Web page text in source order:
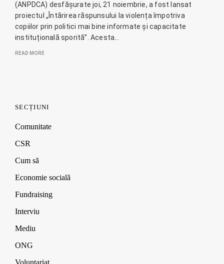
(ANPDCA) desfășurate joi, 21 noiembrie, a fost lansat
proiectul „Întărirea răspunsului la violența împotriva
copiilor prin politici mai bine informate și capacitate
instituțională sporită”. Acesta…
READ MORE
SECȚIUNI
Comunitate
CSR
Cum să
Economie socială
Fundraising
Interviu
Mediu
ONG